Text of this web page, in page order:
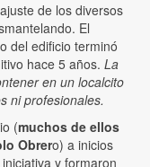
de los diversos
El
del edificio terminó
hace 5 años. La
en un localcito
ni profesionales.
(muchos de ellos
Obrero) a inicios
y formaron